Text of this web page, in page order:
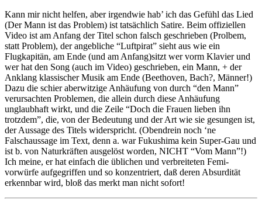
Kann mir nicht helfen, aber irgendwie hab’ ich das Gefühl das Lied
(Der Mann ist das Problem) ist tatsächlich Satire. Beim offiziellen
Video ist am Anfang der Titel schon falsch geschrieben (Prolbem,
statt Problem), der angebliche “Luftpirat” sieht aus wie ein
Flugkapitän, am Ende (und am Anfang)sitzt wer vorm Klavier und
wer hat den Song (auch im Video) geschrieben, ein Mann, + der
Anklang klassischer Musik am Ende (Beethoven, Bach?, Männer!)
Dazu die schier aberwitzige Anhäufung von durch “den Mann”
verursachten Problemen, die allein durch diese Anhäufung
unglaubhaft wirkt, und die Zeile “Doch die Frauen lieben ihn
trotzdem”, die, von der Bedeutung und der Art wie sie gesungen ist,
der Aussage des Titels widerspricht. (Obendrein noch ‘ne
Falschaussage im Text, denn a. war Fukushima kein Super-Gau und
ist b. von Naturkräften ausgelöst worden, NICHT “Vom Mann”!)
Ich meine, er hat einfach die üblichen und verbreiteten Femi-
vorwürfe aufgegriffen und so konzentriert, daß deren Absurdität
erkennbar wird, bloß das merkt man nicht sofort!